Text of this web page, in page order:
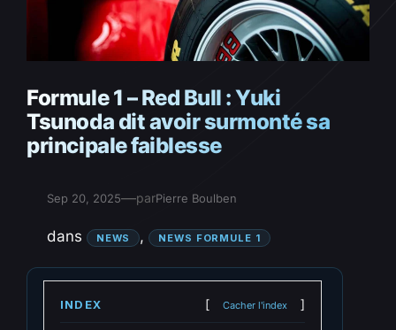
Formule 1 – Red Bull : Yuki
Tsunoda dit avoir surmonté sa
principale faiblesse
Sep 20, 2025—parPierre Boulben
dans NEWS , NEWS FORMULE 1
INDEX Cacher l'index